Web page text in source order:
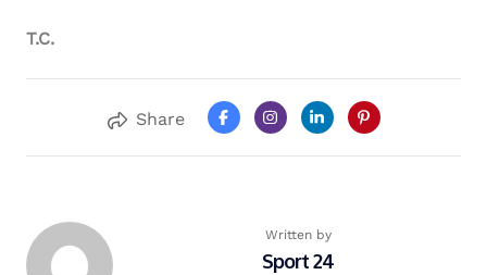
T.C.
Share
Written by
Sport 24